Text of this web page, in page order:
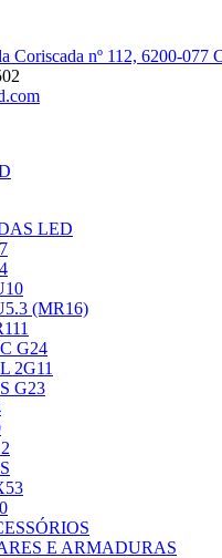
Coriscada nº 112, 6200-077
LED
(MR16)
G24
2G11
G23
E ARMADURAS